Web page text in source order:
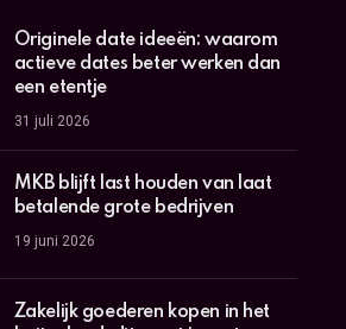
Originele date ideeën: waarom
actieve dates beter werken dan
een etentje
31 juli 2026
MKB blijft last houden van laat
betalende grote bedrijven
19 juni 2026
Zakelijk goederen kopen in het